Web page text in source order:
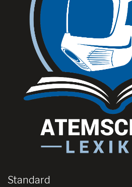
Standard